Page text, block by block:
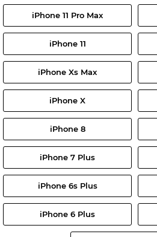
iPhone 11 Pro Max
iPhone 11
iPhone Xs Max
iPhone X
iPhone 8
iPhone 7 Plus
iPhone 6s Plus
iPhone 6 Plus